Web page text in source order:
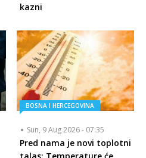
kazni
BOSNA I HERCEGOVINA
Sun, 9 Aug 2026 - 07:35
Pred nama je novi toplotni